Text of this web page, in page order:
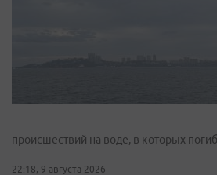
происшествий на воде, в которых
22:18, 9 августа 2026